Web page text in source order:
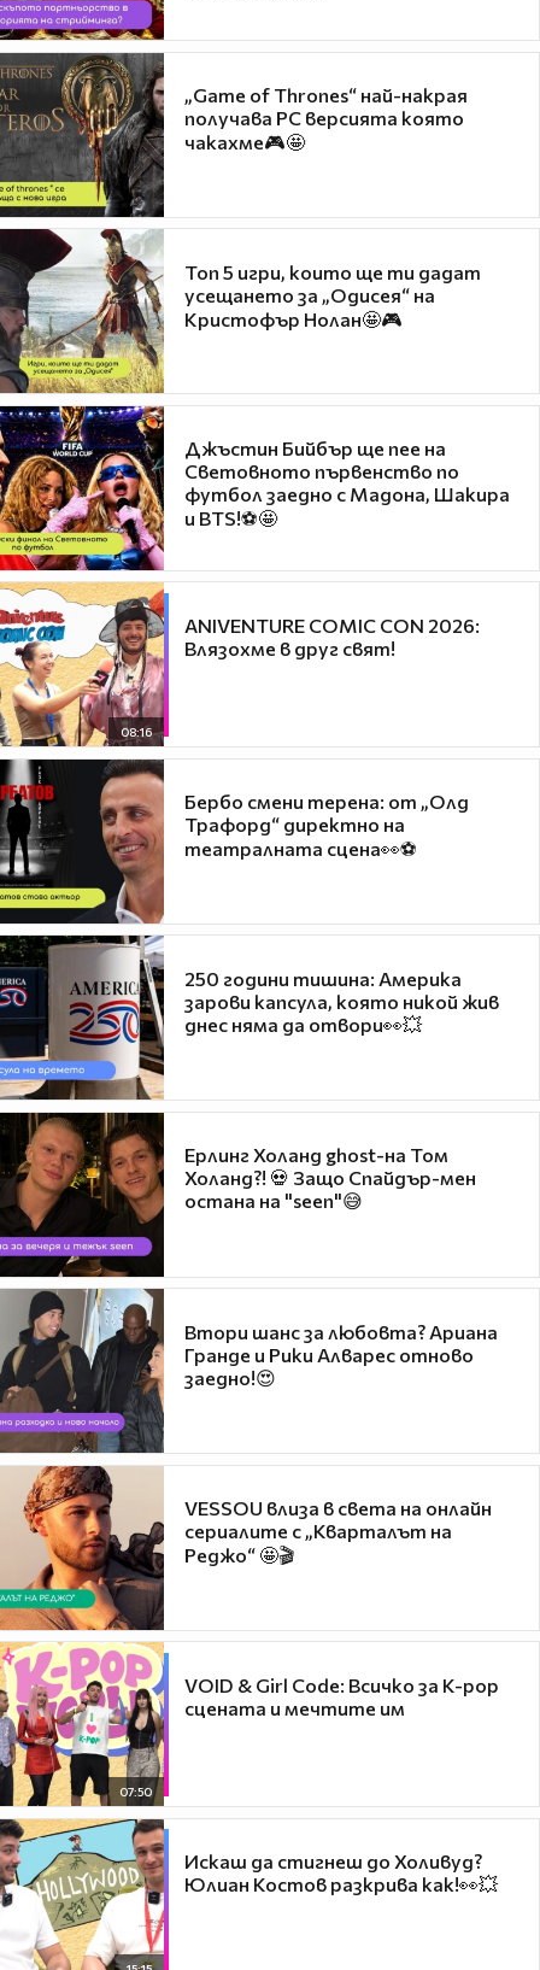
„Game of Thrones“ най-накрая
получава PC версията която
чакахме🎮🤩
Топ 5 игри, които ще ти дадат
усещането за „Одисея“ на
Кристофър Нолан🤩🎮
Джъстин Бийбър ще пее на
Световното първенство по
футбол заедно с Мадона, Шакира
и BTS!⚽🤩
08:16
ANIVENTURE COMIC CON 2026:
Влязохме в друг свят!
Бербо смени терена: от „Олд
Трафорд“ директно на
театралната сцена👀⚽
250 години тишина: Америка
зарови капсула, която никой жив
днес няма да отвори👀💥
Ерлинг Холанд ghost-на Том
Холанд?! 💀 Защо Спайдър-мен
остана на "seen"😅
Втори шанс за любовта? Ариана
Гранде и Рики Алварес отново
заедно!😍
VESSOU влиза в света на онлайн
сериалите с „Кварталът на
Реджо“ 🤩🎬
07:50
VOID & Girl Code: Всичко за K-pop
сцената и мечтите им
Искаш да стигнеш до Холивуд?
Юлиан Костов разкрива как!👀💥